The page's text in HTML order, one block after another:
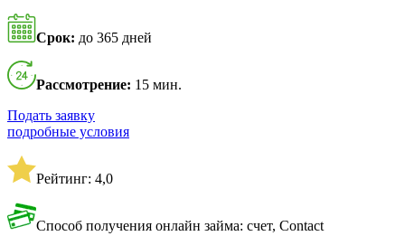
Срок: до 365 дней
Рассмотрение: 15 мин.
Подать заявку
подробные условия
Рейтинг: 4,0
Способ получения онлайн займа: счет, Contact